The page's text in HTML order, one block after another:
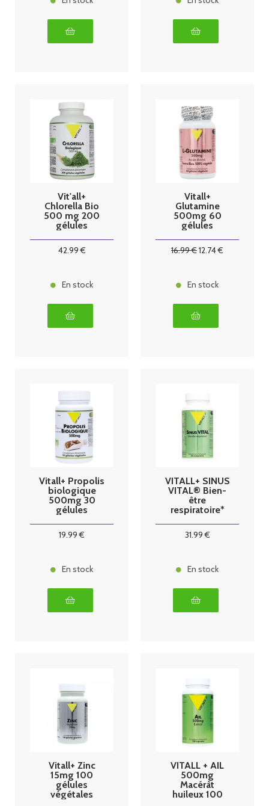
Vit'all+
Chlorella Bio
500 mg 200
gélules
42.99€
En stock
Vitall+
Glutamine
500mg 60
gélules
16.99€12.74€
En stock
Vitall+ Propolis
biologique
500mg 30
gélules
19.99 €
En stock
VITALL+ SINUS
VITAL® Bien-
être
respiratoire*
31.99€
En stock
Vitall+ Zinc
15mg 100
gélules
végétales
VITALL + AIL
500mg
Macérât
huileux 100